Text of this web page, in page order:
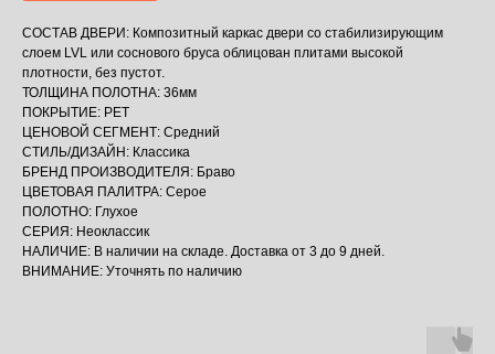
СОСТАВ ДВЕРИ: Композитный каркас двери со стабилизирующим
слоем LVL или соснового бруса облицован плитами высокой
плотности, без пустот.
ТОЛЩИНА ПОЛОТНА: 36мм
ПОКРЫТИЕ: PET
ЦЕНОВОЙ СЕГМЕНТ: Средний
СТИЛЬ/ДИЗАЙН: Классика
БРЕНД ПРОИЗВОДИТЕЛЯ: Браво
ЦВЕТОВАЯ ПАЛИТРА: Серое
ПОЛОТНО: Глухое
СЕРИЯ: Неоклассик
НАЛИЧИЕ: В наличии на складе. Доставка от 3 до 9 дней.
ВНИМАНИЕ: Уточнять по наличию